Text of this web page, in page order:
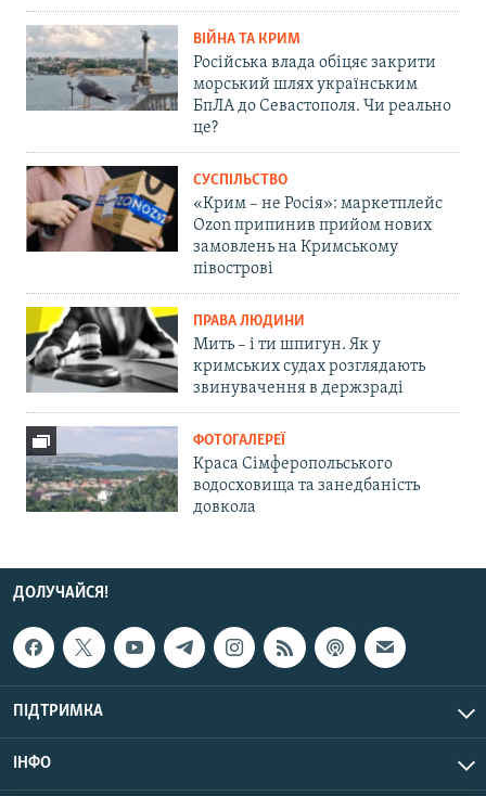
ВІЙНА ТА КРИМ
Російська влада обіцяє закрити
морський шлях українським
БпЛА до Севастополя. Чи реально
це?
СУСПІЛЬСТВО
«Крим – не Росія»: маркетплейс
Ozon припинив прийом нових
замовлень на Кримському
півострові
ПРАВА ЛЮДИНИ
Мить – і ти шпигун. Як у
кримських судах розглядають
звинувачення в держзраді
ФОТОГАЛЕРЕЇ
Краса Сімферопольського
водосховища та занедбаність
довкола
ДОЛУЧАЙСЯ!
ПІДТРИМКА
ІНФО